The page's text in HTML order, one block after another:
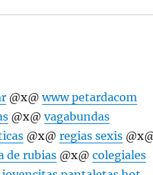
@x@www petardacom
@x@vagabundas
@x@regias sexis
de rubias @x@colegiales